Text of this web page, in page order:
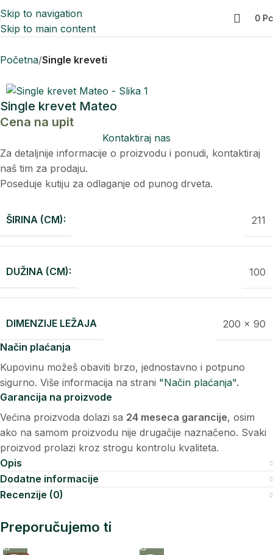
Skip to navigation
Skip to main content
0
Početna Single kreveti
Single krevet Mateo
Cena na upit
Kontaktiraj nas
Za detaljnije informacije o proizvodu i ponudi, kontaktiraj
naš tim za prodaju.
Poseduje kutiju za odlaganje od punog drveta.
ŠIRINA (CM): 211
DUŽINA (CM): 100
DIMENZIJE LEŽAJA
200 x 90
Način plaćanja
Kupovinu možeš obaviti brzo, jednostavno i potpuno
sigurno. Više informacija na strani "Način plaćanja".
Garancija na proizvode
Većina proizvoda dolazi sa 24 meseca garancije, osim
ako na samom proizvodu nije drugačije naznačeno. Svaki
proizvod prolazi kroz strogu kontrolu kvaliteta.
Opis
Dodatne informacije
Recenzije (0)
Preporučujemo ti